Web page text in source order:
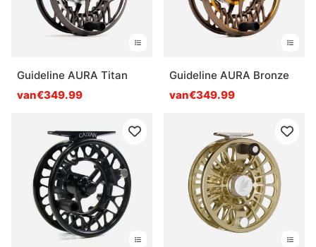
Guideline AURA Titan
van€349.99
Guideline AURA Bronze
van€349.99